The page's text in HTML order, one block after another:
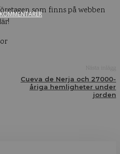
KOMMENTARERsom finns på webben
Cueva de Nerja och 27000-
åriga hemligheter under
jorden